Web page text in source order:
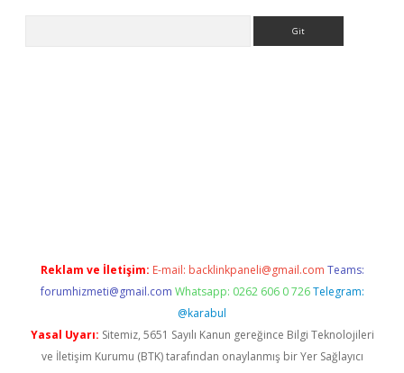
Reklam ve İletişim: E-mail: backlinkpaneli@gmail.com Teams:
forumhizmeti@gmail.com Whatsapp: 0262 606 0 726 Telegram:
@karabul
Yasal Uyarı: Sitemiz, 5651 Sayılı Kanun gereğince Bilgi Teknolojileri
ve İletişim Kurumu (BTK) tarafından onaylanmış bir Yer Sağlayıcı